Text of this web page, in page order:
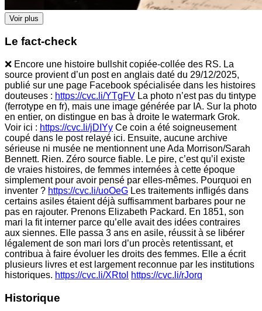
Voir plus
Le fact-check
❌ Encore une histoire bullshit copiée-collée des RS. La
source provient d’un post en anglais daté du 29/12/2025,
publié sur une page Facebook spécialisée dans les histoires
douteuses : https://cvc.li/YTgFV La photo n’est pas du tintype
(ferrotype en fr), mais une image générée par IA. Sur la photo
en entier, on distingue en bas à droite le watermark Grok.
Voir ici : https://cvc.li/jDIYy Ce coin a été soigneusement
coupé dans le post relayé ici. Ensuite, aucune archive
sérieuse ni musée ne mentionnent une Ada Morrison/Sarah
Bennett. Rien. Zéro source fiable. Le pire, c’est qu’il existe
de vraies histoires, de femmes internées à cette époque
simplement pour avoir pensé par elles-mêmes. Pourquoi en
inventer ? https://cvc.li/uoOeG Les traitements infligés dans
certains asiles étaient déjà suffisamment barbares pour ne
pas en rajouter. Prenons Elizabeth Packard. En 1851, son
mari la fit interner parce qu’elle avait des idées contraires
aux siennes. Elle passa 3 ans en asile, réussit à se libérer
légalement de son mari lors d’un procès retentissant, et
contribua à faire évoluer les droits des femmes. Elle a écrit
plusieurs livres et est largement reconnue par les institutions
historiques. https://cvc.li/XRtol https://cvc.li/rJorq
Historique